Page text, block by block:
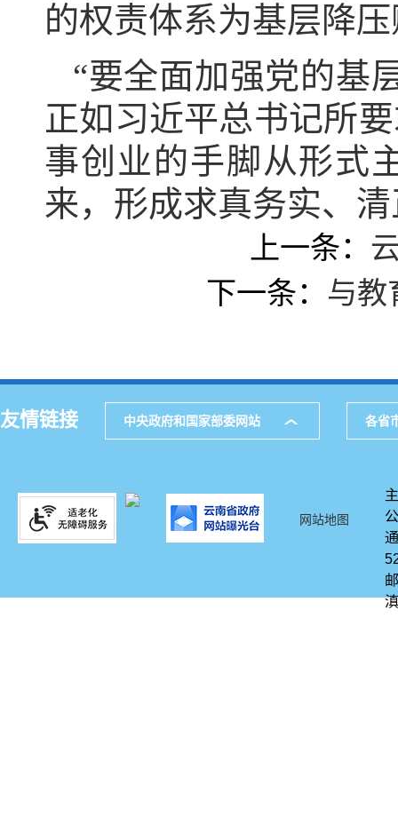
的权责体系为基层降
“要全面加强党的基
正如习近平总书记所
事创业的手脚从形式
来，形成求真务实、
上一条：
下一条： 与教
友情链接 中央政府和国家部委网站 各省
网站地图